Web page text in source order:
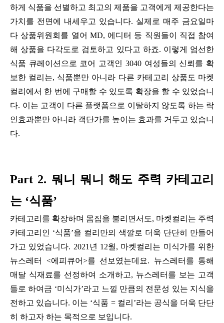
하게 식품을 선별하고 최고의 제품을 고객에게 제공한다는
가치를 전면에 내세우고 있습니다. 실제로 매주 금요일마
다 상품위원회를 열어 MD, 에디터 등 직원들이 직접 참여
해 상품을 다각도로 검토하고 있다고 하죠. 이렇게 엄선한
식품 큐레이션으로 코어 고객인 3040 여성들의 신뢰를 확
보한 컬리는, 식품뿐만 아니라 다른 카테고리 상품도 마켓
컬리에서 한 번에 구매할 수 있도록 확장을 할 수 있었습니
다. 이는 고객이 다른 플랫폼으로 이탈하지 않도록 하는 락
인효과뿐만 아니라 객단가를 높이는 효과를 거두고 있습니
다.
Part 2. 뭐니 뭐니 해도 주력 카테고리
는 ‘식품’
카테고리를 확장하며 몸집을 불리면서도, 마켓컬리는 주력
카테고리인 ‘식품’을 컬리만의 색깔로 더욱 단단히 만들어
가고 있었습니다. 2021년 12월, 마켓컬리는 미식가를 위한
뉴스레터 <에피큐어>를 선보였는데요. 뉴스레터를 통해
매달 식재료를 선정하여 소개하고, 뉴스레터를 보는 고객
들로 하여금 ‘미식가’라고 느낄 만큼의 전문성 있는 지식을
전하고 있습니다. 이는 ‘식품 = 컬리’라는 공식을 더욱 단단
히 하고자 하는 목적으로 보입니다.